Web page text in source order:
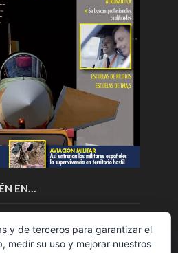
EN…
y de terceros para garantizar el
medir su uso y mejorar nuestros